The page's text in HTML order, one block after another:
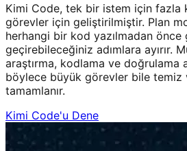
Kimi Code, tek bir istem için fazla
görevler için geliştirilmiştir. Plan
herhangi bir kod yazılmadan önce
geçirebileceğiniz adımlara ayırır.
araştırma, kodlama ve doğrulama
böylece büyük görevler bile temiz
tamamlanır.
Kimi Code'u Dene